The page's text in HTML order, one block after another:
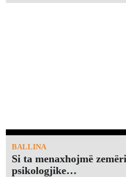
BALLINA
Si ta menaxhojmë
psikologjike…